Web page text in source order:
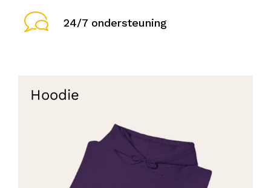
24/7 ondersteuning
Hoodie